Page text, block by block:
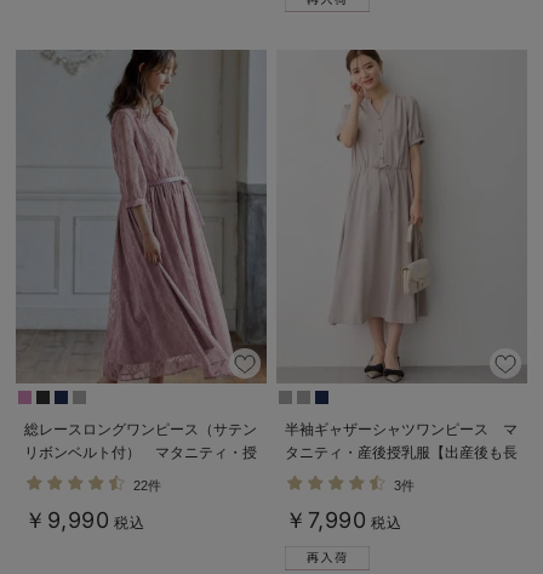
総レースロングワンピース（サテン
リボンベルト付） マタニティ・授
乳服【出産後も長く使える】
22件
￥9,990 税込
半袖ギャザーシャツワンピース マ
タニティ・産後授乳服【出産後も長
く使える】
3件
￥7,990 税込